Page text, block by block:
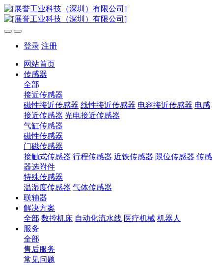
登录 注册
网站首页
传感器
全部
接近传感器
磁性接近传感器 线性接近传感器 电容接近传感器 电感
接近传感器 光电接近传感器
气缸传感器
磁性传感器
门磁传感器
接触式传感器 行程传感器 近铁传感器 限位传感器 传感
器选附件
特殊传感器
温湿度传感器 气体传感器
联轴器
解决方案
全部 数控机床 自动化流水线 医疗机械 机器人
服务
全部
售后服务
常见问题